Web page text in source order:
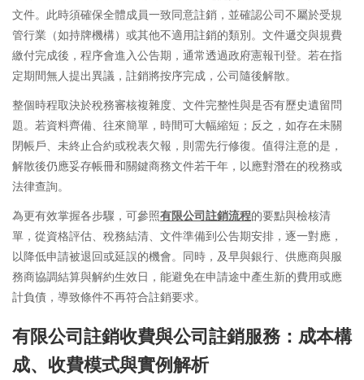
文件。此時須確保全體成員一致同意註銷，並確認公司不屬於受規
管行業（如持牌機構）或其他不適用註銷的類別。文件遞交與規費
繳付完成後，程序會進入公告期，通常透過政府憲報刊登。若在指
定期間無人提出異議，註銷將按序完成，公司隨後解散。
整個時程取決於稅務審核複雜度、文件完整性與是否有歷史遺留問
題。若資料齊備、往來簡單，時間可大幅縮短；反之，如存在未關
閉帳戶、未終止合約或稅表欠報，則需先行修復。值得注意的是，
解散後仍應妥存帳冊和關鍵商務文件若干年，以應對潛在的稅務或
法律查詢。
為更有效掌握各步驟，可參照有限公司註銷流程的要點與檢核清
單，從資格評估、稅務結清、文件準備到公告期安排，逐一對應，
以降低申請被退回或延誤的機會。同時，及早與銀行、供應商與服
務商協調結算與解約生效日，能避免在申請途中產生新的費用或應
計負債，導致條件不再符合註銷要求。
有限公司註銷收費與公司註銷服務：成本構
成、收費模式與實例解析